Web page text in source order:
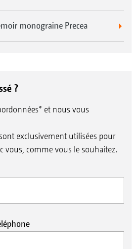
monograine Precea
?
et nous vous
exclusivement utilisées pour
vous, comme vous le souhaitez.